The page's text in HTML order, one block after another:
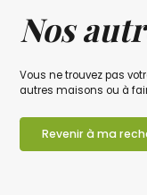
Nos
Vous ne trouvez pas
autres maisons ou à
Revenir à ma